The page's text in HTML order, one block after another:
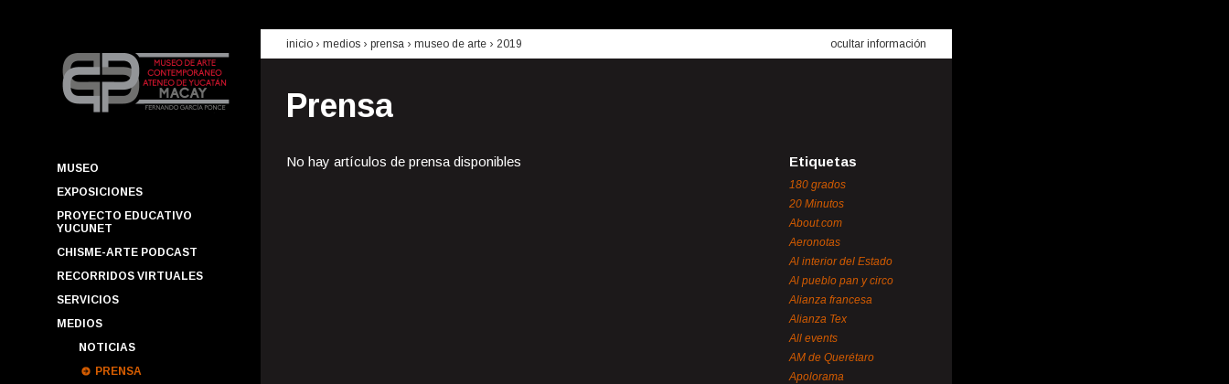
MUSEO
EXPOSICIONES
PROYECTO EDUCATIVO
YUCUNET
CHISME-ARTE PODCAST
RECORRIDOS VIRTUALES
SERVICIOS
MEDIOS
NOTICIAS
PRENSA
inicio › medios › prensa › museo de arte › 2019 ocultar información
Prensa
No hay artículos de prensa disponibles Etiquetas
180 grados
20 Minutos
About.com
Aeronotas
Al interior del Estado
Al pueblo pan y circo
Alianza francesa
Alianza Tex
All events
AM de Querétaro
Apolorama